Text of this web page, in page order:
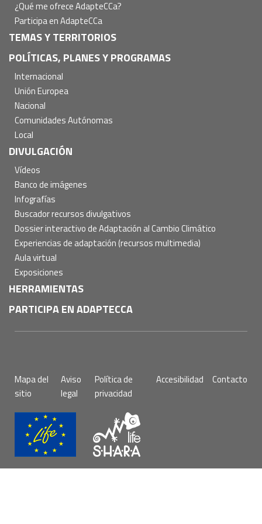
¿Qué me ofrece AdapteCCa?
Participa en AdapteCCa
TEMAS Y TERRITORIOS
POLÍTICAS, PLANES Y PROGRAMAS
Internacional
Unión Europea
Nacional
Comunidades Autónomas
Local
DIVULGACIÓN
Vídeos
Banco de imágenes
Infografías
Buscador recursos divulgativos
Dossier interactivo de Adaptación al Cambio Climático
Experiencias de adaptación (recursos multimedia)
Aula virtual
Exposiciones
HERRAMIENTAS
PARTICIPA EN ADAPTECCA
de
página
Mapa del
sitio
Aviso
legal
Política de
privacidad
Accesibilidad Contacto